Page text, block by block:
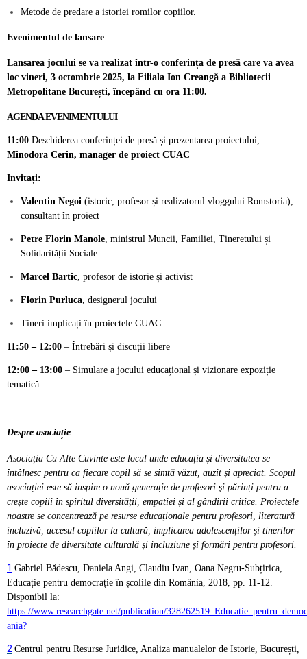
Metode de predare a istoriei romilor copiilor.
Evenimentul de lansare
Lansarea jocului se va realizat într-o conferința de presă care va avea
loc vineri, 3 octombrie 2025, la Filiala Ion Creangă a Bibliotecii
Metropolitane București, începând cu ora 11:00.
AGENDA EVENIMENTULUI
11:00 Deschiderea conferinței de presă și prezentarea proiectului,
Minodora Cerin, manager de proiect CUAC
Invitați:
Valentin Negoi (istoric, profesor și realizatorul vloggului Romstoria),
consultant în proiect
Petre Florin Manole, ministrul Muncii, Familiei, Tineretului și
Solidarității Sociale
Marcel Bartic, profesor de istorie și activist
Florin Purluca, designerul jocului
Tineri implicați în proiectele CUAC
11:50 – 12:00 – Întrebări și discuții libere
12:00 – 13:00 – Simulare a jocului educațional și vizionare expoziție
tematică
Despre asociație
Asociația Cu Alte Cuvinte este locul unde educația și diversitatea se
întâlnesc pentru ca fiecare copil să se simtă văzut, auzit și apreciat. Scopul
asociației este să inspire o nouă generație de profesori și părinți pentru a
crește copiii în spiritul diversității, empatiei și al gândirii critice. Proiectele
noastre se concentrează pe resurse educaționale pentru profesori, literatură
incluzivă, accesul copiilor la cultură, implicarea adolescenților și tinerilor
în proiecte de diversitate culturală și incluziune și formări pentru profesori.
1 Gabriel Bădescu, Daniela Angi, Claudiu Ivan, Oana Negru-Subțirica,
Educație pentru democrație în școlile din România, 2018, pp. 11-12.
Disponibil la:
https://www.researchgate.net/publication/
ania?
2 Centrul pentru Resurse Juridice, Analiza manualelor de Istorie, București,